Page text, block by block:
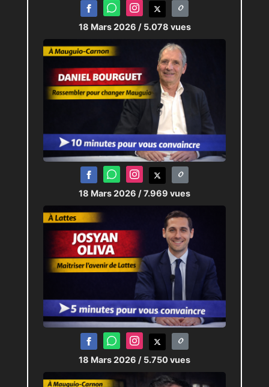
18 Mars 2026 / 5.078 vues
18 Mars 2026 / 7.969 vues
18 Mars 2026 / 5.750 vues